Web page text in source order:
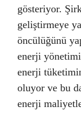
gösteriyor.
geliştirmeye
öncülüğünü
enerji
enerji
oluyor ve bu
enerji